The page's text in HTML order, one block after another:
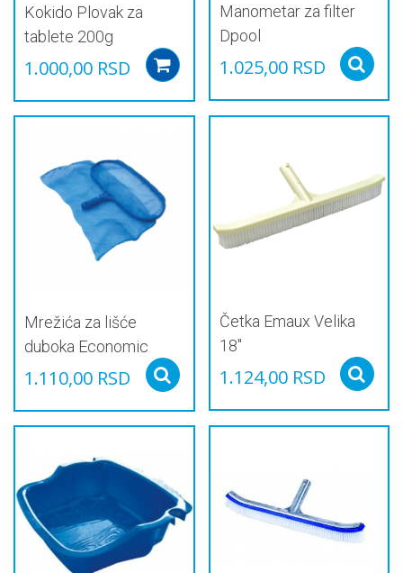
Kokido Plovak za
tablete 200g
1.000,00 RSD Add to cart
Manometar za filter
Dpool
1.025,00 RSD
Mrežića za lišće
duboka Economic
1.110,00 RSD Select options
Četka Emaux Velika
18″
1.124,00 RSD